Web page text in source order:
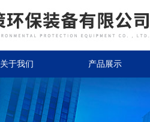
关于我们 产品展示